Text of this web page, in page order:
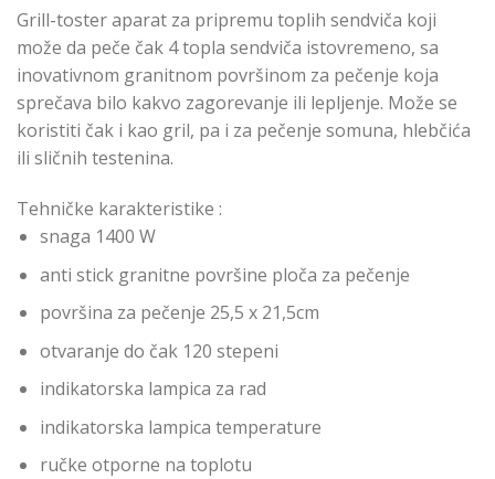
Grill-toster aparat za pripremu toplih sendviča koji
može da peče čak 4 topla sendviča istovremeno, sa
inovativnom granitnom površinom za pečenje koja
sprečava bilo kakvo zagorevanje ili lepljenje. Može se
koristiti čak i kao gril, pa i za pečenje somuna, hlebčića
ili sličnih testenina.
Tehničke karakteristike :
snaga 1400 W
anti stick granitne površine ploča za pečenje
površina za pečenje 25,5 x 21,5cm
otvaranje do čak 120 stepeni
indikatorska lampica za rad
indikatorska lampica temperature
ručke otporne na toplotu